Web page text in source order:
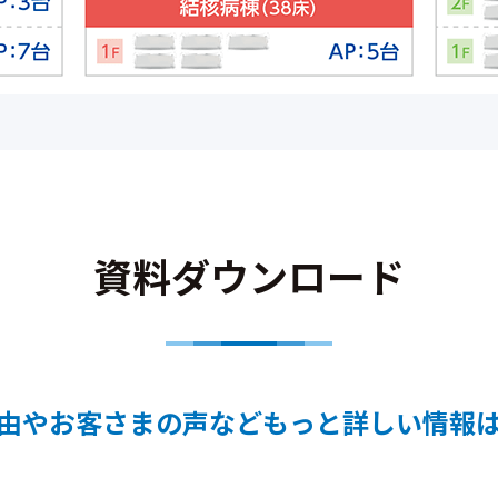
資料ダウンロード
やお客さまの声などもっと詳しい情報